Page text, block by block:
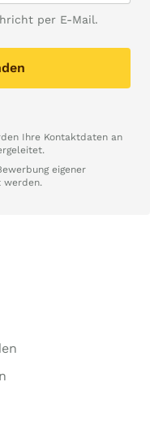
per E-Mail.
Ihre Kontaktdaten an
eigener
werden.